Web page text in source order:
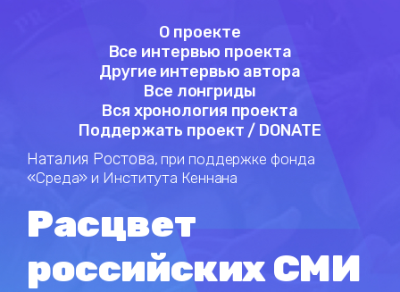
О проекте
Все интервью проекта
Другие интервью автора
Все лонгриды
Вся хронология проекта
Поддержать проект / DONATE
Наталия Ростова, при поддержке фонда
«Среда» и Института Кеннана
Расцвет
российских СМИ